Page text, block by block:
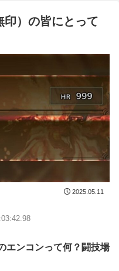
印）の皆にとって
2025.05.11
エンコンって何？闘技場